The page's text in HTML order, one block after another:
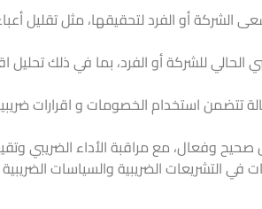
الشركة أو الفرد لتحقيقها، مثل تقليل
للشركة أو الفرد، بما في ذلك تحليل
تتضمن استخدام الخصومات و اقرارات
وفعال، مع مراقبة الأداء الضريبي
في التشريعات الضريبية والسياسات